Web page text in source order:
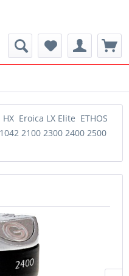
Eroica LX Elite ETHOS
2100 2300 2400 2500